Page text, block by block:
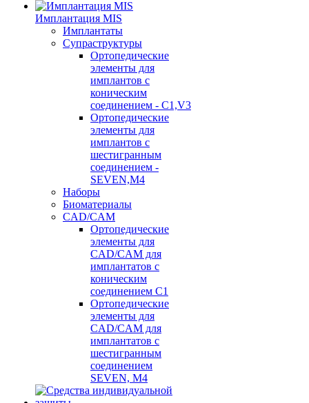
Имплантация MIS
Имплантаты
Супраструктуры
Ортопедические
элементы для
имплантов с
коническим
соединением - C1,V3
Ортопедические
элементы для
имплантов с
шестигранным
соединением -
SEVEN,M4
Наборы
Биоматериалы
CAD/CAM
Ортопедические
элементы для
CAD/CAM для
имплантатов с
коническим
соединением С1
Ортопедические
элементы для
CAD/CAM для
имплантатов с
шестигранным
соединением
SEVEN, М4